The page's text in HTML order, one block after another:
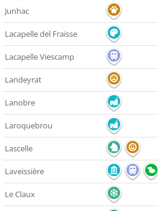
Junhac
Lacapelle del Fraisse
Lacapelle Viescamp
Landeyrat
Lanobre
Laroquebrou
Lascelle
Laveissière
Le Claux